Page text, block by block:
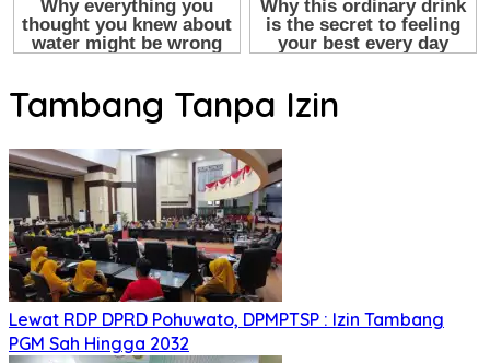
Tambang Tanpa Izin
Lewat RDP DPRD Pohuwato, DPMPTSP : Izin Tambang
PGM Sah Hingga 2032